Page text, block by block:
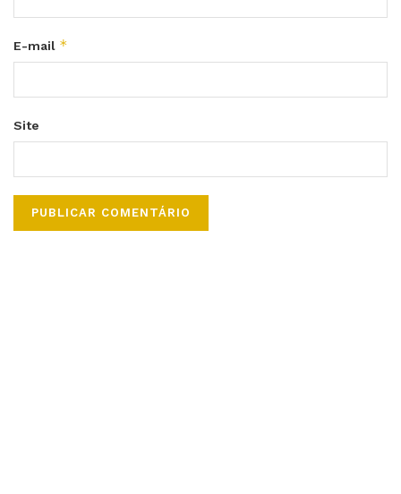
E-mail *
Site